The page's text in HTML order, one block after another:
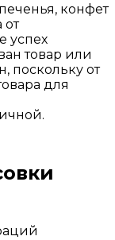
конфет
от
успех
товар или
поскольку от
для